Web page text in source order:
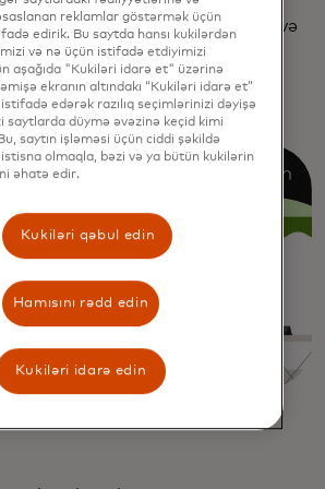
üçün coğrafiya, ticarət sənayesi və
əsas imkanları müəyyən
mülkiyyət məlumatlarından
istifadə
reklamlar göstərmək üçün
edirik. Bu saytda hansı kukilərdən
və nə üçün istifadə etdiyimizi
aşağıda "Kukiləri idarə et" üzərinə
ekranın altındakı “Kukiləri idarə et”
edərək razılıq seçimlərinizi dəyişə
saytlarda düymə əvəzinə keçid kimi
saytın işləməsi üçün ciddi şəkildə
olmaqla, bəzi və ya bütün kukilərin
əhatə edir.
Kukiləri qəbul edin
Hamısını rədd edin
Kukiləri idarə edin